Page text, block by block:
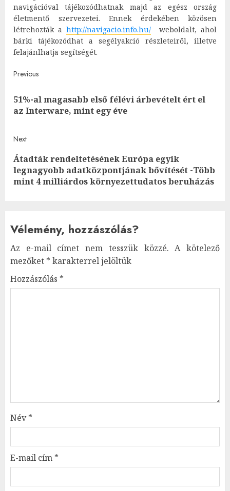
navigációval tájékozódhatnak majd az egész ország
életmentő szervezetei. Ennek érdekében közösen
létrehozták a http://navigacio.info.hu/ weboldalt, ahol
bárki tájékozódhat a segélyakció részleteiről, illetve
felajánlhatja segítségét.
Post
navigation
Previous
51%-al magasabb első félévi árbevételt ért el
az Interware, mint egy éve
Next
Next
post:
Átadták rendeltetésének Európa egyik
legnagyobb adatközpontjának bővítését -Több
mint 4 milliárdos környezettudatos beruházás
Vélemény, hozzászólás?
Az e-mail címet nem tesszük közzé. A kötelező
mezőket * karakterrel jelöltük
Hozzászólás *
Név*
E-mail cím *